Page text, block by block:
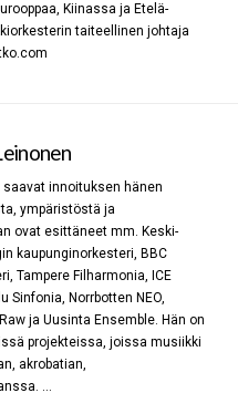
Kiinassa ja Etelä-
taiteellinen johtaja
innoituksen hänen
ympäristöstä ja
ovat esittäneet mm. Keski-
kaupunginorkesteri, BBC
Tampere Filharmonia, ICE
Sinfonia, Norrbotten NEO,
ja Uusinta Ensemble. Hän on
projekteissa, joissa musiikki
akrobatian,
…